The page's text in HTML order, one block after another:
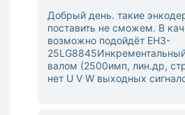
Добрый день. такие
поставить не сможем. В
возможно подойдёт EH3-
25LG8845
валом (2500имп, лин.др,
нет U V W выходных